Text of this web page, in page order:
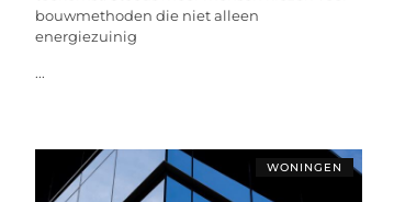
bouwmethoden die niet alleen
energiezuinig
...
WONINGEN